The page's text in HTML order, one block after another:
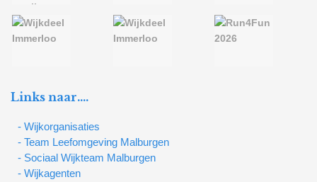
Links naar….
- Wijkorganisaties
- Team Leefomgeving Malburgen
- Sociaal Wijkteam Malburgen
- Wijkagenten